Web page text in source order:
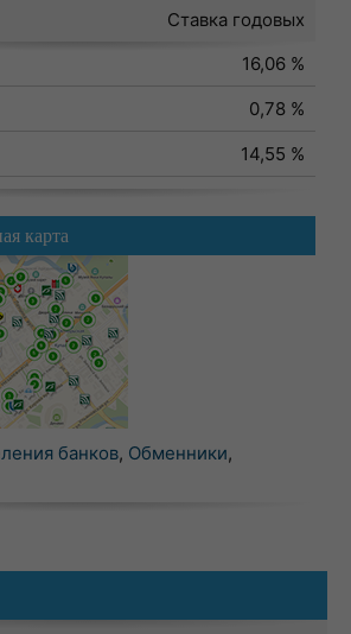
Ставка годовых
16,06 %
0,78 %
14,55 %
карта
банков, Обменники,